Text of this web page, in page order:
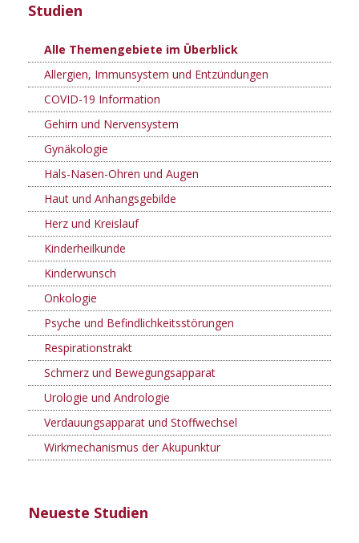
Studien
Alle Themengebiete im Überblick
Allergien, Immunsystem und Entzündungen
COVID-19 Information
Gehirn und Nervensystem
Gynäkologie
Hals-Nasen-Ohren und Augen
Haut und Anhangsgebilde
Herz und Kreislauf
Kinderheilkunde
Kinderwunsch
Onkologie
Psyche und Befindlichkeitsstörungen
Respirationstrakt
Schmerz und Bewegungsapparat
Urologie und Andrologie
Verdauungsapparat und Stoffwechsel
Wirkmechanismus der Akupunktur
Neueste Studien